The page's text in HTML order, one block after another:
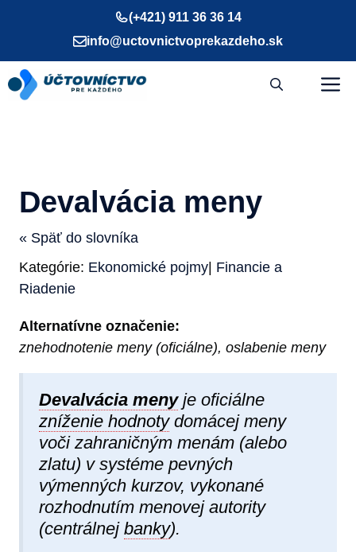
(+421) 911 36 36 14
info@uctovnictvoprekazdeho.sk
Devalvácia meny
« Späť do slovníka
Kategórie: Ekonomické pojmy| Financie a
Riadenie
Alternatívne označenie:
znehodnotenie meny (oficiálne), oslabenie meny
Devalvácia menyje oficiálne
zníženie hodnotydomácej meny
voči zahraničným menám (alebo
zlatu) v systéme pevných
výmenných kurzov, vykonané
rozhodnutím menovej autority
(centrálnej banky).